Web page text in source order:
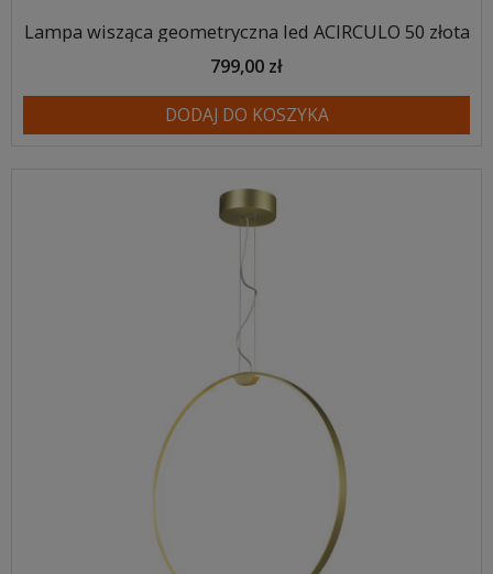
Lampa wisząca geometryczna led ACIRCULO 50 złota
799,00 zł
DODAJ DO KOSZYKA